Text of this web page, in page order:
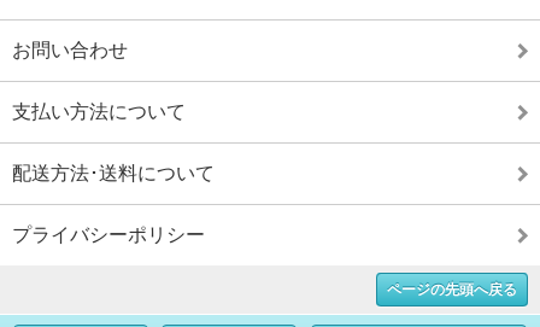
お問い合わせ
支払い方法について
配送方法･送料について
プライバシーポリシー
ページの先頭へ戻る